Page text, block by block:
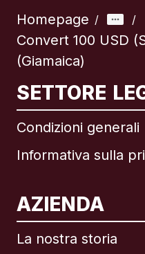
Homepage / /
Convert 100 USD
(Giamaica)
SETTORE
Condizioni generali
Informativa sulla
AZIENDA
La nostra storia